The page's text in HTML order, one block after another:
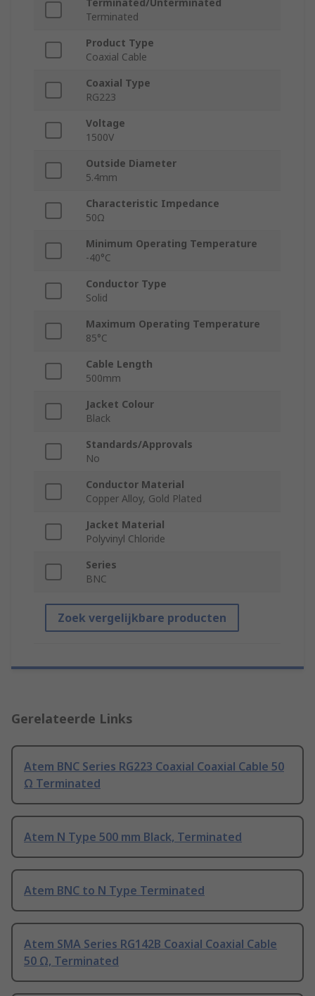
Terminated/Unterminated
Terminated
Product Type
Coaxial Cable
Coaxial Type
RG223
Voltage
1500V
Outside Diameter
5.4mm
Characteristic Impedance
50Ω
Minimum Operating Temperature
-40°C
Conductor Type
Solid
Maximum Operating Temperature
85°C
Cable Length
500mm
Jacket Colour
Black
Standards/Approvals
No
Conductor Material
Copper Alloy, Gold Plated
Jacket Material
Polyvinyl Chloride
Series
BNC
Zoek vergelijkbare producten
Gerelateerde Links
Atem BNC Series RG223 Coaxial Coaxial Cable 50
Ω Terminated
Atem N Type 500 mm Black, Terminated
Atem BNC to N Type Terminated
Atem SMA Series RG142B Coaxial Coaxial Cable
50 Ω, Terminated